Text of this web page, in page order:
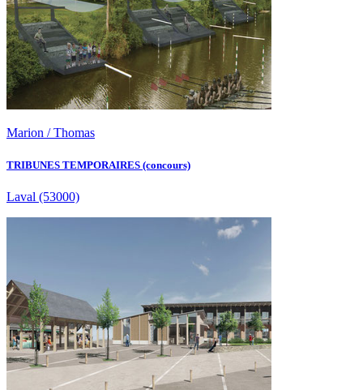
Marion / Thomas
TRIBUNES TEMPORAIRES (concours)
Laval (53000)